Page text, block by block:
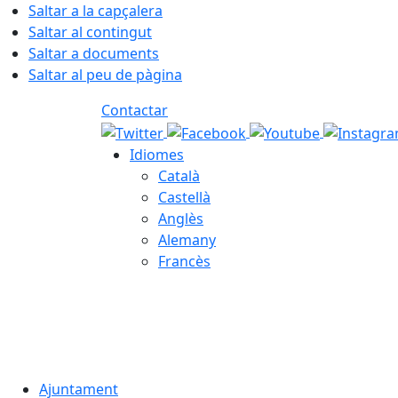
Saltar a la capçalera
Saltar al contingut
Saltar a documents
Saltar al peu de pàgina
Contactar
Idiomes
Català
Castellà
Anglès
Alemany
Francès
Ajuntament